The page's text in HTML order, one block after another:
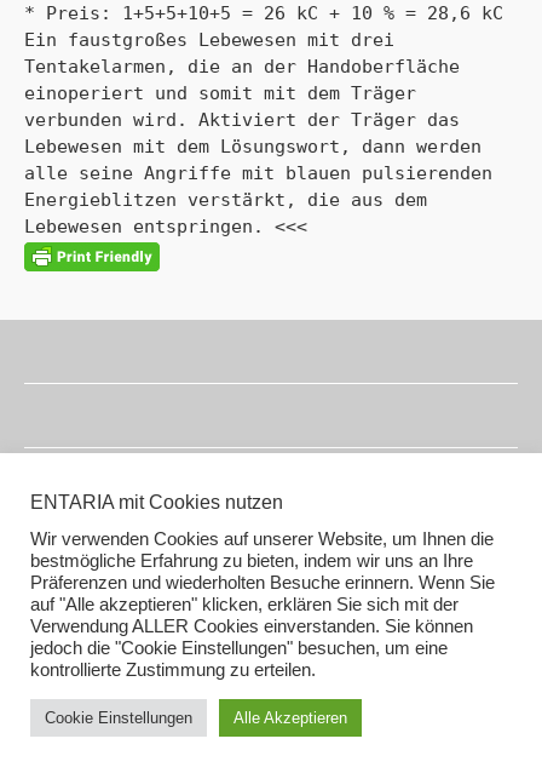
* Preis: 1+5+5+10+5 = 26 kC + 10 % = 28,6 kC
Ein faustgroßes Lebewesen mit drei
Tentakelarmen, die an der Handoberfläche
einoperiert und somit mit dem Träger
verbunden wird. Aktiviert der Träger das
Lebewesen mit dem Lösungswort, dann werden
alle seine Angriffe mit blauen pulsierenden
Energieblitzen verstärkt, die aus dem
Lebewesen entspringen. <<<
Bleibe in Kontakt
Impressum (smirc.de)
Datenschutz
ENTARIA mit Cookies nutzen
Wir verwenden Cookies auf unserer Website, um Ihnen die
bestmögliche Erfahrung zu bieten, indem wir uns an Ihre
Präferenzen und wiederholten Besuche erinnern. Wenn Sie
auf "Alle akzeptieren" klicken, erklären Sie sich mit der
Verwendung ALLER Cookies einverstanden. Sie können
jedoch die "Cookie Einstellungen" besuchen, um eine
kontrollierte Zustimmung zu erteilen.
Cookie Einstellungen Alle Akzeptieren